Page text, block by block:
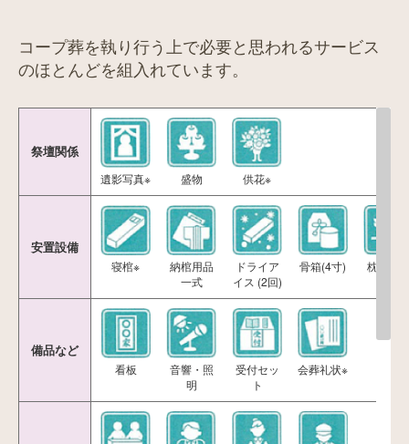
コープ葬を執り行う上で必要と思われるサービス
のほとんどを組入れています。
祭壇関係
遺影写真※ 盛物 供花※
安置設備
寝棺※
納棺用品
一式
ドライア
イス (2回)
骨箱(4寸)
枕飾り
備品など
看板
音響・照
明
受付セッ
ト
会葬礼状※